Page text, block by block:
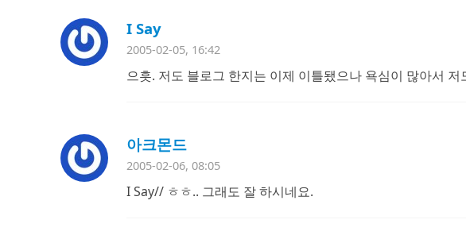
I Say
2005-02-05, 16:42
으흣. 저도 블로그 한지는 이제 이틀됐으나 욕심이 많아서
아크몬드
2005-02-06, 08:05
I Say// ㅎㅎ.. 그래도 잘 하시네요.